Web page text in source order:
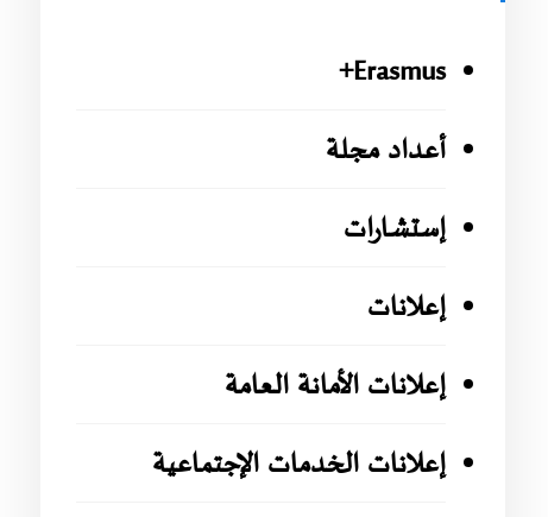
Erasmus+
أعداد مجلة
إستشارات
إعلانات
إعلانات الأمانة العامة
إعلانات الخدمات الإجتماعية